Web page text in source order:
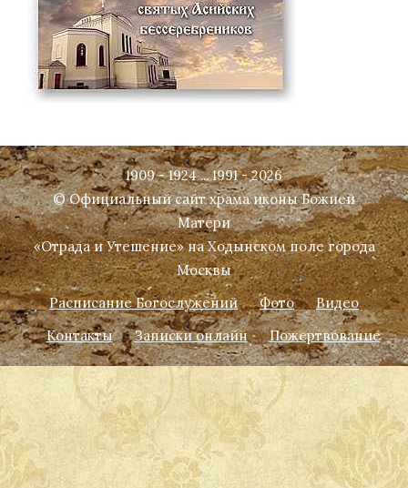
1909 - 1924 ... 1991 - 2026
© Официальный сайт храма иконы Божией
Матери
«Отрада и Утешение» на Ходынском поле города
Москвы
Расписание Богослужений
Фото
Видео
Контакты
Записки онлайн Пожертвование